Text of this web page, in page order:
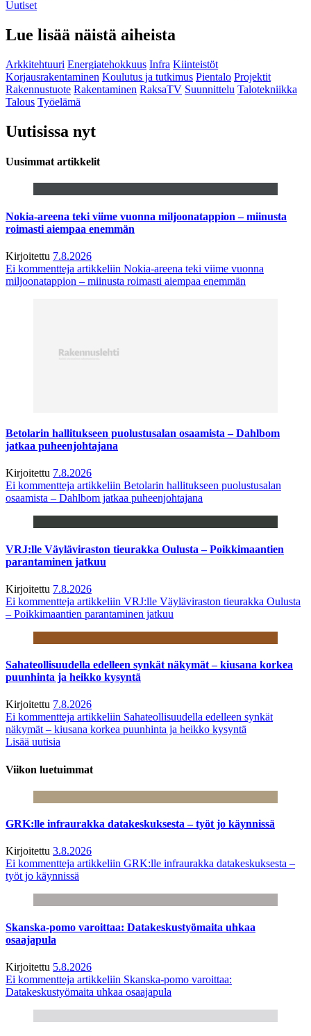
Uutiset
Lue lisää näistä aiheista
Arkkitehtuuri Energiatehokkuus Infra Kiinteistöt
Korjausrakentaminen Koulutus ja tutkimus Pientalo Projektit
Rakennustuote Rakentaminen RaksaTV Suunnittelu Talotekniikka
Talous Työelämä
Uutisissa nyt
Uusimmat artikkelit
Nokia-areena teki viime vuonna miljoonatappion – miinusta
roimasti aiempaa enemmän
Kirjoitettu 7.8.2026
Ei kommentteja artikkeliin Nokia-areena teki viime vuonna
miljoonatappion – miinusta roimasti aiempaa enemmän
Betolarin hallitukseen puolustusalan osaamista – Dahlbom
jatkaa puheenjohtajana
Kirjoitettu 7.8.2026
Ei kommentteja artikkeliin Betolarin hallitukseen puolustusalan
osaamista – Dahlbom jatkaa puheenjohtajana
VRJ:lle Väyläviraston tieurakka Oulusta – Poikkimaantien
parantaminen jatkuu
Kirjoitettu 7.8.2026
Ei kommentteja artikkeliin VRJ:lle Väyläviraston tieurakka Oulusta
– Poikkimaantien parantaminen jatkuu
Sahateollisuudella edelleen synkät näkymät – kiusana korkea
puunhinta ja heikko kysyntä
Kirjoitettu 7.8.2026
Ei kommentteja artikkeliin Sahateollisuudella edelleen synkät
näkymät – kiusana korkea puunhinta ja heikko kysyntä
Lisää uutisia
Viikon luetuimmat
GRK:lle infraurakka datakeskuksesta – työt jo käynnissä
Kirjoitettu 3.8.2026
Ei kommentteja artikkeliin GRK:lle infraurakka datakeskuksesta –
työt jo käynnissä
Skanska-pomo varoittaa: Datakeskustyömaita uhkaa
osaajapula
Kirjoitettu 5.8.2026
Ei kommentteja artikkeliin Skanska-pomo varoittaa:
Datakeskustyömaita uhkaa osaajapula